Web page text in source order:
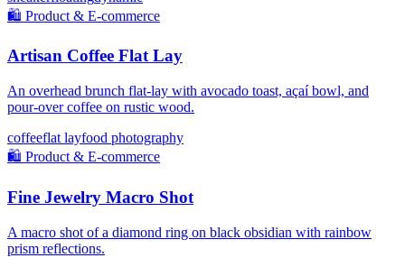
🛍️ Product & E-commerce
Artisan Coffee Flat Lay
An overhead brunch flat-lay with avocado toast, açaí bowl, and
pour-over coffee on rustic wood.
coffeeflat layfood photography
🛍️ Product & E-commerce
Fine Jewelry Macro Shot
A macro shot of a diamond ring on black obsidian with rainbow
prism reflections.